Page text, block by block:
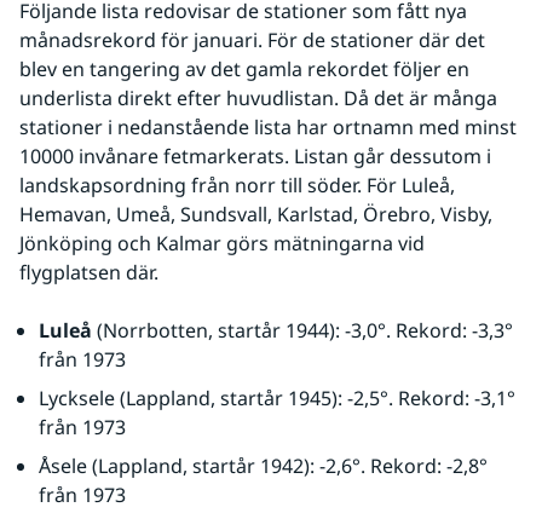
Följande lista redovisar de stationer som fått nya
månadsrekord för januari. För de stationer där det
blev en tangering av det gamla rekordet följer en
underlista direkt efter huvudlistan. Då det är många
stationer i nedanstående lista har ortnamn med minst
10000 invånare fetmarkerats. Listan går dessutom i
landskapsordning från norr till söder. För Luleå,
Hemavan, Umeå, Sundsvall, Karlstad, Örebro, Visby,
Jönköping och Kalmar görs mätningarna vid
flygplatsen där.
Luleå (Norrbotten, startår 1944): -3,0°. Rekord: -3,3°
från 1973
Lycksele (Lappland, startår 1945): -2,5°. Rekord: -3,1°
från 1973
Åsele (Lappland, startår 1942): -2,6°. Rekord: -2,8°
från 1973